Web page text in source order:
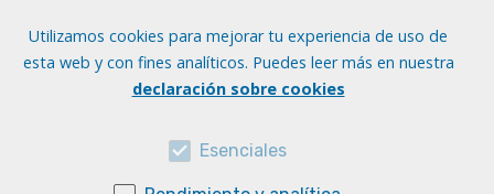
Utilizamos cookies para mejorar tu experiencia de uso de
esta web y con fines analíticos. Puedes leer más en nuestra
declaración sobre cookies
Esenciales